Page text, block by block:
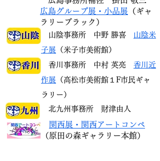
広島グループ展・小品展 （ギャ
ラリーブラック）
山陰事務所 中野 勝喜 山陰米
子展 （米子市美術館）
香川事務所 中村 英亮 香川近
作展 （高松市美術館１F市民ギャ
ラリー）
北九州事務所 財津由人
関西展・関西アートコンペ
（原田の森ギャラリー本館）